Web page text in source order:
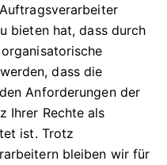
bieten hat, dass durch
dass die
Anforderungen der
Ihrer Rechte als
ist. Trotz
bleiben wir für